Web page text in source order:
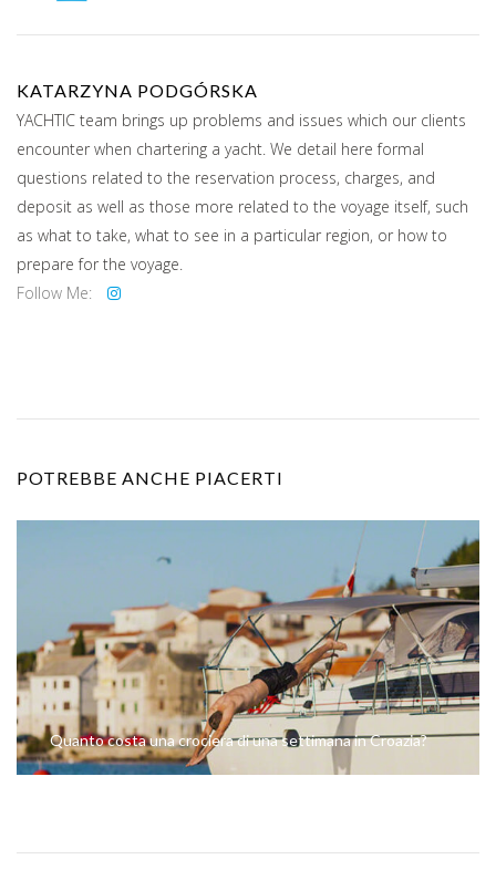
KATARZYNA PODGÓRSKA
YACHTIC team brings up problems and issues which our clients
encounter when chartering a yacht. We detail here formal
questions related to the reservation process, charges, and
deposit as well as those more related to the voyage itself, such
as what to take, what to see in a particular region, or how to
prepare for the voyage.
Follow Me:
POTREBBE ANCHE PIACERTI
Quanto costa una crociera di una settimana in Croazia?